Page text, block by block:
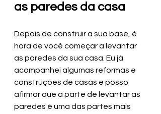
as paredes da casa
Depois de construir a sua base, é
hora de você começar a levantar
as paredes da sua casa. Eu já
acompanhei algumas reformas e
construções de casas e posso
afirmar que a parte de levantar as
paredes é uma das partes mais